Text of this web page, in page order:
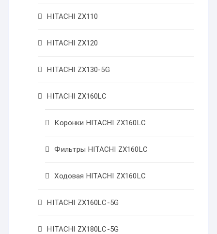
HITACHI ZX110
HITACHI ZX120
HITACHI ZX130-5G
HITACHI ZX160LC
Коронки HITACHI ZX160LC
Фильтры HITACHI ZX160LC
Ходовая HITACHI ZX160LC
HITACHI ZX160LC-5G
HITACHI ZX180LC-5G